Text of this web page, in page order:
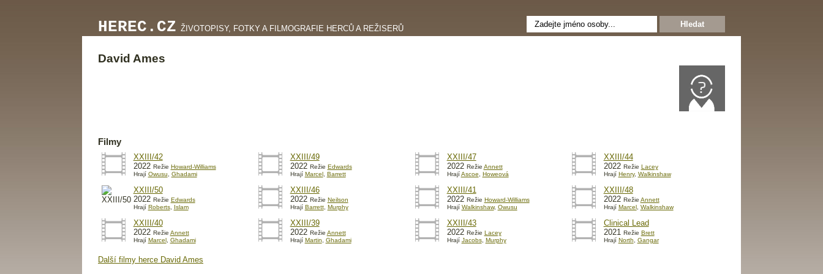
HEREC.CZ ŽIVOTOPISY, FOTKY A FILMOGRAFIE HERCŮ A REŽISERŮ
David Ames
Filmy
XXIII/42
2022 Režie Howard-Williams
Hrají Owusu Ghadami
XXIII/49
2022 Režie Edwards
Hrají Marcel, Barrett
XXIII/47
2022 Režie Annett
HrajíAscoe Howeová
XXIII/44
2022 Režie Lacey
Hrají Henry, Walkinshaw
XXIII/50
2022 Režie Edwards
Hrají Roberts, Islam
XXIII/46
2022 Režie Neilson
Hrají Barrett, Murphy
XXIII/41
2022 Režie Howard-Williams
Hrají Walkinshaw, Owusu
XXIII/48
2022 Režie Annett
Hrají Marcel, Walkinshaw
XXIII/40
2022 Režie Annett
Hrají Marcel, Ghadami
XXIII/39
2022 Režie Annett
Hrají Martin Ghadami
XXIII/43
2022 Režie Lacey
Hrají Jacobs, Murphy
Clinical Lead
2021 Režie Brett
Hrají North Gangar
Další filmy herce David Ames